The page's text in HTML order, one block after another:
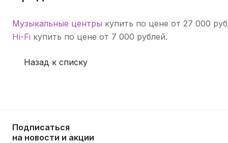
В TG-канале
Музыкальные центры купить по цене от 27 000
Hi-Fi купить по цене от 7 000 рублей.
Назад к списку
Подписаться
на новости и акции